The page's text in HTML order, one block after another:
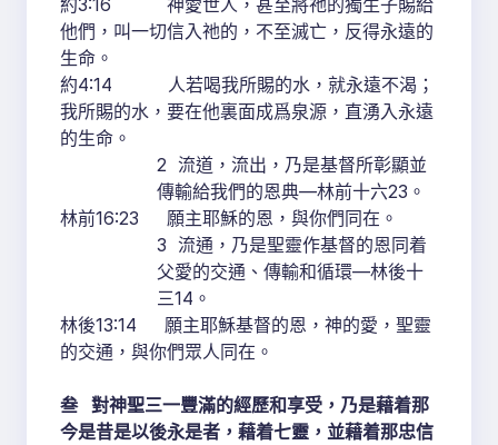
約3:16 神愛世人，甚至將祂的獨生子賜給
他們，叫一切信入祂的，不至滅亡，反得永遠的
生命。
約4:14 人若喝我所賜的水，就永遠不渴；
我所賜的水，要在他裏面成爲泉源，直湧入永遠
的生命。
2 流道，流出，乃是基督所彰顯並
傳輸給我們的恩典—林前十六23。
林前16:23 願主耶穌的恩，與你們同在。
3 流通，乃是聖靈作基督的恩同着
父愛的交通、傳輸和循環—林後十
三14。
林後13:14 願主耶穌基督的恩，神的愛，聖靈
的交通，與你們眾人同在。
叁 對神聖三一豐滿的經歷和享受，乃是藉着那
今是昔是以後永是者，藉着七靈，並藉着那忠信